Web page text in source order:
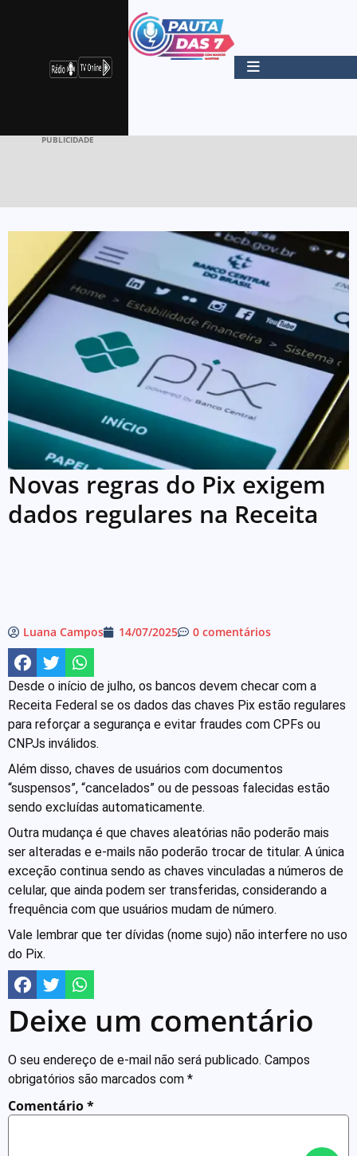
PUBLICIDADE
Novas regras do Pix exigem
dados regulares na Receita
Luana Campos 14/07/2025 0 comentários
Desde o início de julho, os bancos devem checar com a
Receita Federal se os dados das chaves Pix estão regulares
para reforçar a segurança e evitar fraudes com CPFs ou
CNPJs inválidos.
Além disso, chaves de usuários com documentos
“suspensos”, “cancelados” ou de pessoas falecidas estão
sendo excluídas automaticamente.
Outra mudança é que chaves aleatórias não poderão mais
ser alteradas e e-mails não poderão trocar de titular. A única
exceção continua sendo as chaves vinculadas a números de
celular, que ainda podem ser transferidas, considerando a
frequência com que usuários mudam de número.
Vale lembrar que ter dívidas (nome sujo) não interfere no uso
do Pix.
Deixe um comentário
O seu endereço de e-mail não será publicado. Campos
obrigatórios são marcados com *
Comentário*